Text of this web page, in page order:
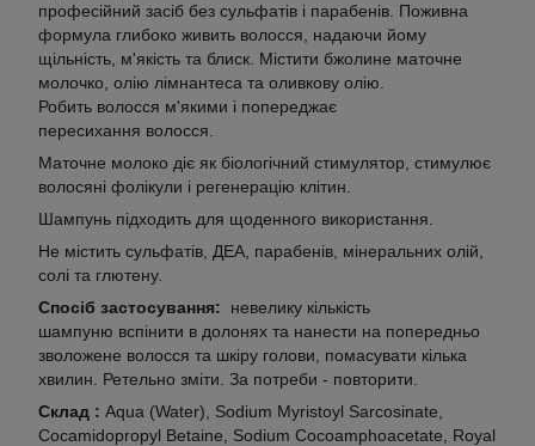
професійний засіб без сульфатів і парабенів. Поживна
формула глибоко живить волосся, надаючи йому
щільність, м'якість та блиск. Містити бжолине маточне
молочко, олію лімнантеса та оливкову олію.
Робить волосся м'якими і попереджає
пересихання волосся.
Маточне молоко діє як біологічний стимулятор, стимулює
волосяні фолікули і регенерацію клітин.
Шампунь підходить для щоденного використання.
Не містить сульфатів, ДЕА, парабенів, мінеральних олій,
солі та глютену.
Спосіб застосування:
невелику кількість
шампуню вспінити в долонях та нанести на попередньо
зволожене волосся та шкіру голови, помасувати кілька
хвилин. Ретельно зміти. За потреби - повторити.
Склад : Aqua (Water), Sodium Myristoyl Sarcosinate,
Cocamidopropyl Betaine, Sodium Cocoamphoacetate, Royal